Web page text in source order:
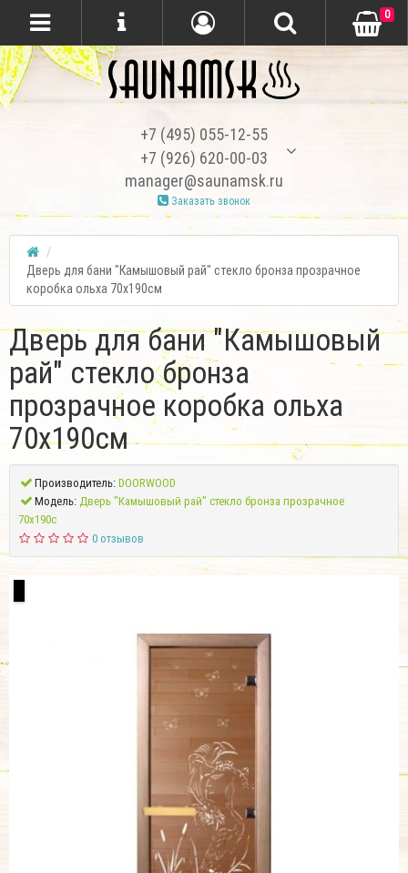
+7 (495) 055-12-55
+7 (926) 620-00-03
manager@saunamsk.ru
Заказать звонок
0
Дверь для бани "Камышовый рай" стекло бронза прозрачное
коробка ольха 70х190см
Дверь для бани "Камышовый
рай" стекло бронза
прозрачное коробка ольха
70х190см
Производитель:DOORWOOD
Модель:Дверь "Камышовый рай" стекло бронза прозрачное
70х190с
0 отзывов